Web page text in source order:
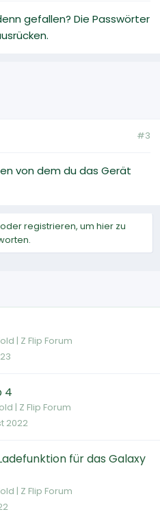
gefallen? Die Passwörter
#3
von dem du das Gerät
registrieren, um hier zu
| Z Flip Forum
4
| Z Flip Forum
2022
für das Galaxy
| Z Flip Forum